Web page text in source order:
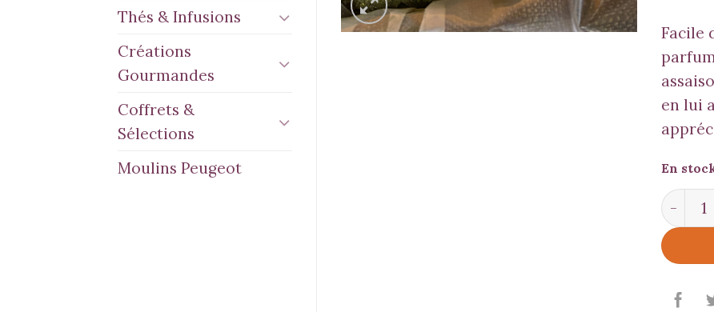
Thés & Infusions
Créations
Gourmandes
Coffrets &
Sélections
Moulins Peugeot
Facile
en lui
En